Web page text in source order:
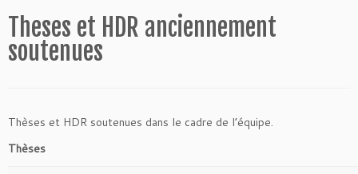
Theses et HDR anciennement
soutenues
Thèses et HDR soutenues dans le cadre de l’équipe.
Thèses